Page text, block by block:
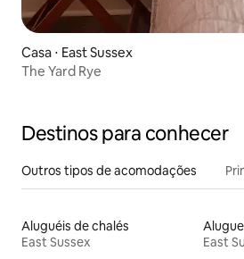
Casa ⋅ East Sussex
The Yard Rye
Destinos para conhecer
Outros tipos de acomodações
Aluguéis de chalés
East Sussex
East